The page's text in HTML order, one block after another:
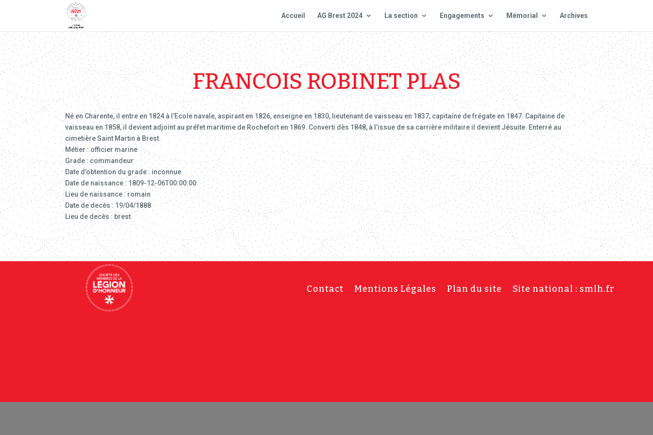
Accueil AG Brest 2024 La section Engagements Mémorial Archives
FRANCOIS ROBINET PLAS
Né en Charente, il entre en 1824 à l’Ecole navale, aspirant en 1826, enseigne en 1830, lieutenant de vaisseau en 1837, capitaine de frégate en 1847. Capitaine de
vaisseau en 1858, il devient adjoint au préfet maritime de Rochefort en 1869. Converti dès 1848, à l’issue de sa carrière militaire il devient Jésuite. Enterré au
cimetière Saint Martin à Brest.
Métier : officier marine
Grade : commandeur
Date d’obtention du grade : inconnue
Date de naissance : 1809-12-06T00:00:00
Lieu de naissance : romain
Date de decès : 19/04/1888
Lieu de decès : brest
Contact Mentions Légales Plan du site Site national : smlh.fr